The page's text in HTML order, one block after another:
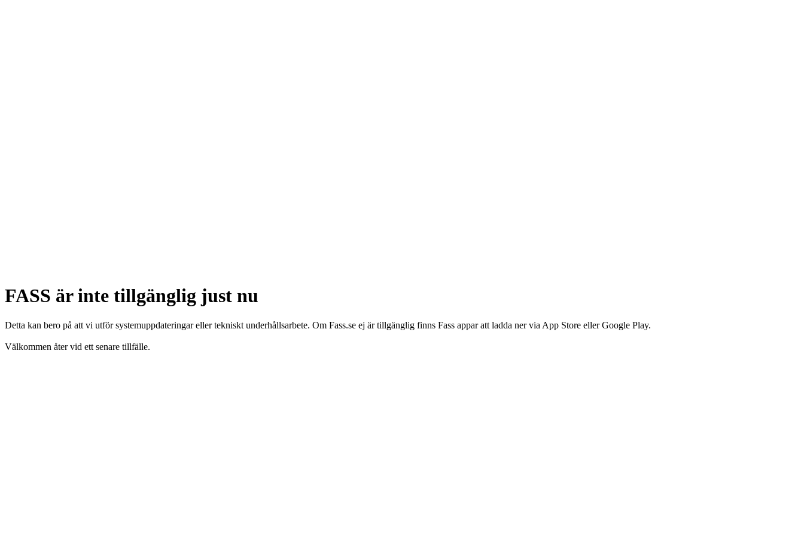
FASS är inte tillgänglig just nu
Detta kan bero på att vi utför systemuppdateringar eller tekniskt underhållsarbete. Om Fass.se ej är tillgänglig finns Fass appar att ladda ner via App Store eller Google Play.
Välkommen åter vid ett senare tillfälle.